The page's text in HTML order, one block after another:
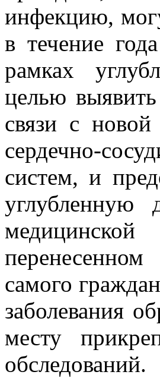
инфекцию,
в течение
рамках
целью
связи с
сердечно-
систем, и
углубленную
самого
заболевания
месту
обследований.